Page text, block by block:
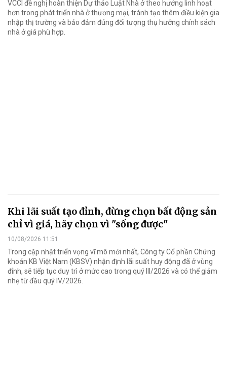
VCCI đề nghị hoàn thiện Dự thảo Luật Nhà ở theo hướng linh hoạt
hơn trong phát triển nhà ở thương mại, tránh tạo thêm điều kiện gia
nhập thị trường và bảo đảm đúng đối tượng thụ hưởng chính sách
nhà ở giá phù hợp.
Khi lãi suất tạo đỉnh, đừng chọn bất động sản
chỉ vì giá, hãy chọn vì "sống được"
10/08/2026 11:51
Trong cập nhật triển vọng vĩ mô mới nhất, Công ty Cổ phần Chứng
khoán KB Việt Nam (KBSV) nhận định lãi suất huy động đã ở vùng
đỉnh, sẽ tiếp tục duy trì ở mức cao trong quý III/2026 và có thể giảm
nhẹ từ đầu quý IV/2026.